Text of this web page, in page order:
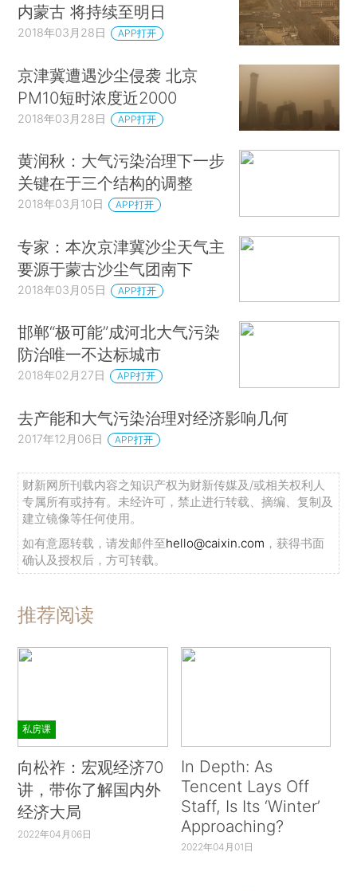
内蒙古 将持续至明日
2018年03月28日 APP打开
京津冀遭遇沙尘侵袭 北京
PM10短时浓度近2000
2018年03月28日 APP打开
黄润秋：大气污染治理下一步
关键在于三个结构的调整
2018年03月10日 APP打开
专家：本次京津冀沙尘天气主
要源于蒙古沙尘气团南下
2018年03月05日 APP打开
邯郸“极可能”成河北大气污染
防治唯一不达标城市
2018年02月27日 APP打开
去产能和大气污染治理对经济影响几何
2017年12月06日 APP打开
财新网所刊载内容之知识产权为财新传媒及/或相关权利人
专属所有或持有。未经许可，禁止进行转载、摘编、复制及
建立镜像等任何使用。
如有意愿转载，请发邮件至hello@caixin.com ，获得书面
确认及授权后，方可转载。
推荐阅读
私房课
向松祚：宏观经济70
讲，带你了解国内外
经济大局
2022年04月06日
In Depth: As
Tencent Lays Off
Staff, Is Its ‘Winter’
Approaching?
2022年04月01日